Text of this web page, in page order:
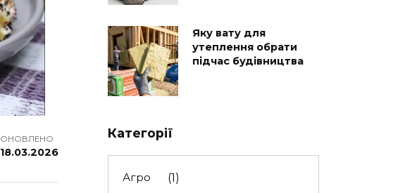
ОНОВЛЕНО
18.03.2026
Яку вату для
утеплення обрати
підчас будівництва
Категорії
Агро (1)